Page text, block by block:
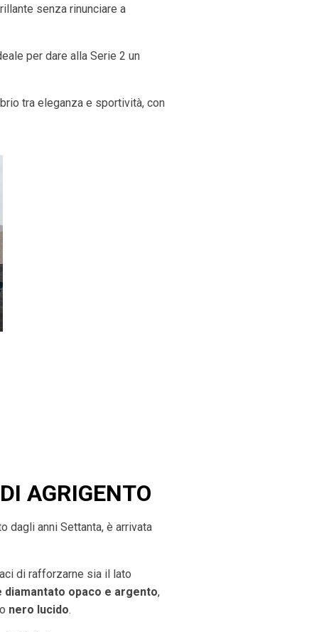
senza rinunciare a
per dare alla Serie 2 un
tra eleganza e sportività, con
AGRIGENTO
dagli anni Settanta, è arrivata
di rafforzarne sia il lato
opaco e argento,
o nero lucido.